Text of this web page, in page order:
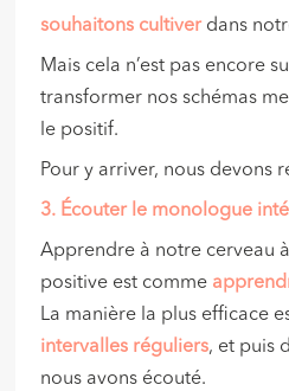
souhaitons cultiverdans
Mais cela n’est pas encore
transformer nos schémas
le positif.
Pour y arriver, nous devons
3. Écouter le monologue
Apprendre à notre cerveau
positive est comme
La manière la plus efficace
intervalles réguliers, et puis
nous avons écouté.